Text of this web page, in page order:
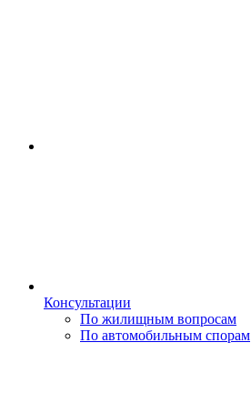
Консультации
По жилищным вопросам
По автомобильным спорам